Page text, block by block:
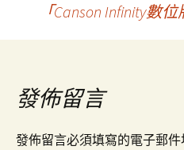
文
章
導
「Canson Infinity數
發佈留言
發佈留言必須填寫的電子郵件